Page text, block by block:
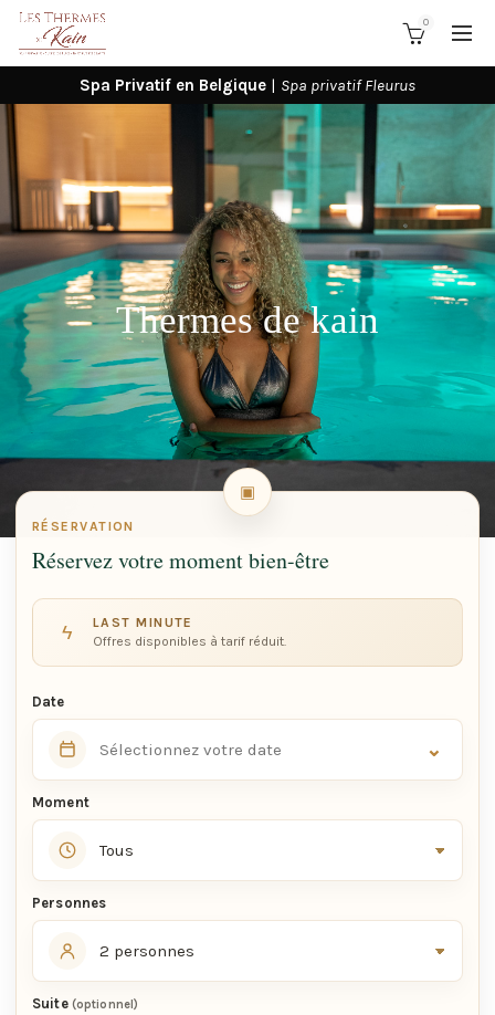
0
Spa Privatif en Belgique | Spa privatif Fleurus
Thermes de kain
RÉSERVATION
Réservez votre moment bien-être
ϟ
LAST MINUTE
Offres disponibles à tarif réduit.
Date
⌄
Moment
Personnes
Suite (optionnel)